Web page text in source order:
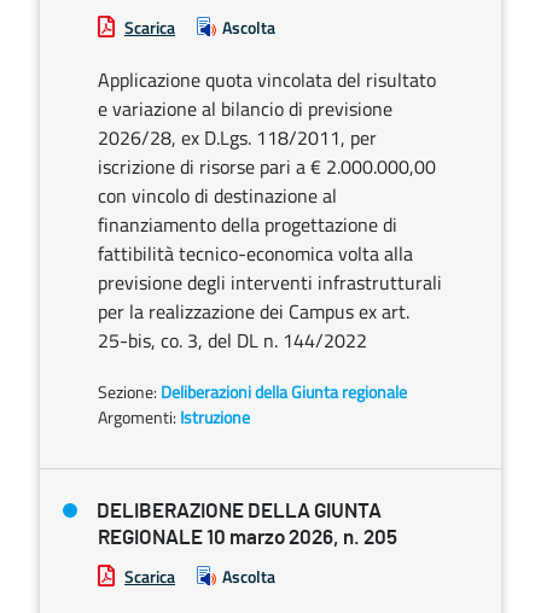
Scarica Ascolta
Applicazione quota vincolata del risultato
e variazione al bilancio di previsione
2026/28, ex D.Lgs. 118/2011, per
iscrizione di risorse pari a € 2.000.000,00
con vincolo di destinazione al
finanziamento della progettazione di
fattibilità tecnico-economica volta alla
previsione degli interventi infrastrutturali
per la realizzazione dei Campus ex art.
25-bis, co. 3, del DL n. 144/2022
Sezione: Deliberazioni della Giunta regionale
Argomenti: Istruzione
DELIBERAZIONE DELLA GIUNTA
REGIONALE 10 marzo 2026, n. 205
Scarica Ascolta